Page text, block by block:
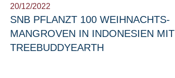
20/12/2022
SNB PFLANZT 100 WEIHNACHTS-
MANGROVEN IN INDONESIEN MIT
TREEBUDDYEARTH